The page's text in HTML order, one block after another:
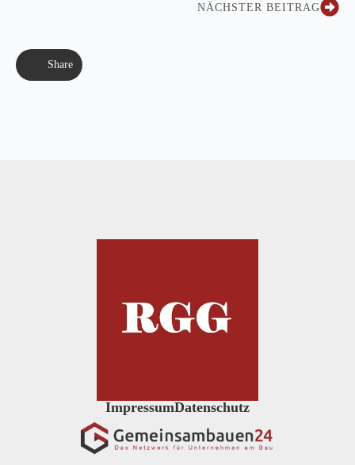
NÄCHSTER BEITRAG
Share
ImpressumDatenschutz